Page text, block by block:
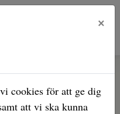
×
cookies för att ge dig
att vi ska kunna